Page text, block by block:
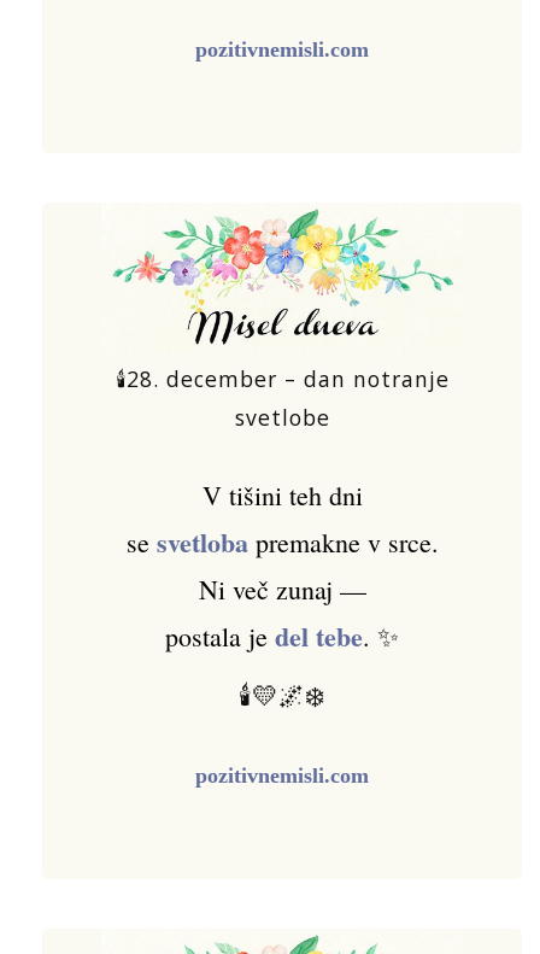
pozitivnemisli.com
🕯️28. december – dan notranje
svetlobe
V tišini teh dni
se svetlobapremakne v srce.
Ni več zunaj —
postala je del tebe. ✨
🕯️💛🌌❄️
pozitivnemisli.com